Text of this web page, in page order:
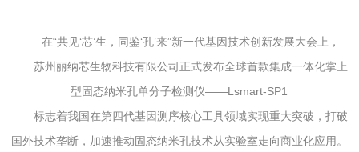
在“共见‘芯’生，同鉴‘孔’来”新一代基因技术创新发展大会上，
苏州丽纳芯生物科技有限公司正式发布全球首款集成一体化掌上
型固态纳米孔单分子检测仪——Lsmart-SP1
标志着我国在第四代基因测序核心工具领域实现重大突破，打破
国外技术垄断，加速推动固态纳米孔技术从实验室走向商业化应用。